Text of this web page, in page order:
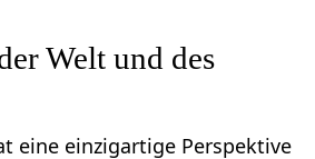
Welt und des
eine einzigartige Perspektive